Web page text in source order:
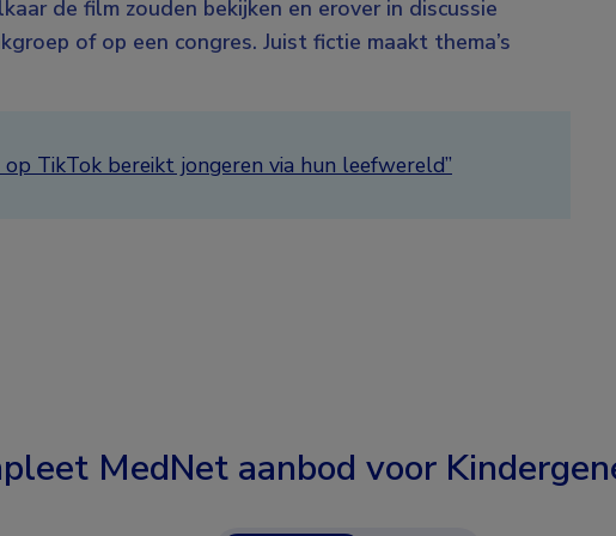
de film zouden bekijken en erover in discussie
of op een congres. Juist fictie maakt thema’s
op TikTok bereikt jongeren via hun leefwereld”
MedNet aanbod voor